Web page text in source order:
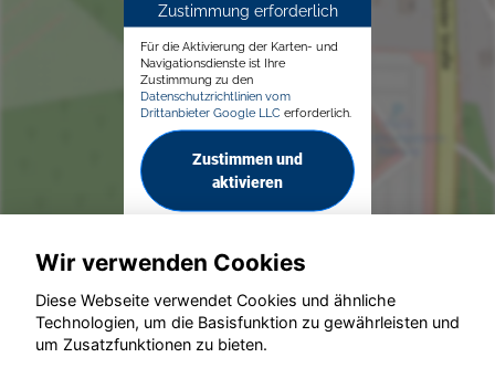
Zustimmung erforderlich
Für die Aktivierung der Karten- und
Navigationsdienste ist Ihre
Zustimmung zu den
Datenschutzrichtlinien vom
Drittanbieter Google LLC erforderlich.
Zustimmen und
aktivieren
© konjunkturmotor.de GmbH 2020 - 2026
Wir verwenden Cookies
Diese Webseite verwendet Cookies und ähnliche
Technologien, um die Basisfunktion zu gewährleisten und
um Zusatzfunktionen zu bieten.